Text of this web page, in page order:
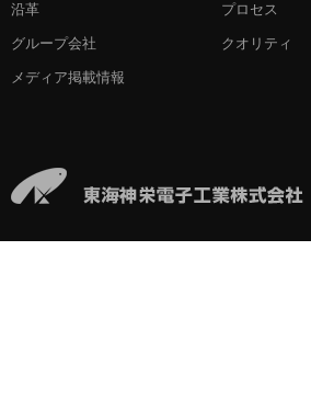
沿革
グループ会社
メディア掲載情報
プロセス
クオリティ